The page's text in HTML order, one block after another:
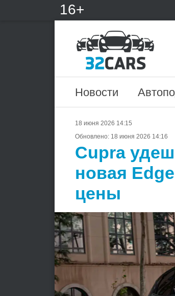
16+
Новости
18 июня 2026 14:15
Обновлено: 18 июня 2026 14:16
Cupra
новая
цены